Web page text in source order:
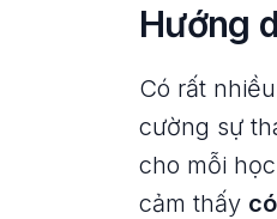
Hướng
Có rất
cường sự
cho mỗi
cảm thấy